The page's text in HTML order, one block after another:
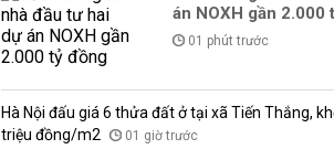
án NOXH gần 2.000
01 phút trước
Hà Nội đấu giá 6 thửa đất ở tại xã Tiến Thắng,
triệu đồng/m2
01 giờ trước